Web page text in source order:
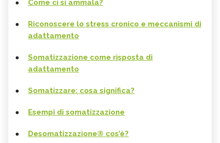
Come ci si ammala?
Riconoscere lo stress cronico e meccanismi di
adattamento
Somatizzazione come risposta di
adattamento
Somatizzare: cosa significa?
Esempi di somatizzazione
Desomatizzazione® cos’è?